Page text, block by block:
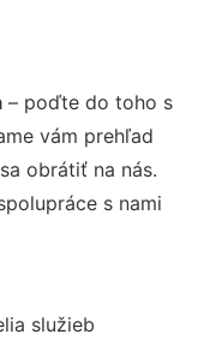
– poďte do toho s
vám prehľad
obrátiť na nás.
s nami
služieb